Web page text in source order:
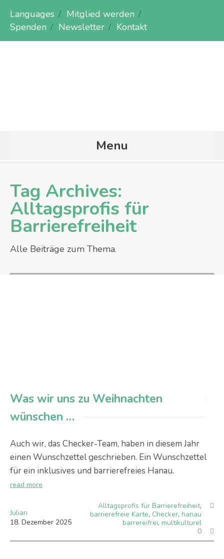
Languages
Mitglied werden
Spenden
Newsletter Kontakt
Menu
Tag Archives:
Alltagsprofis für
Barrierefreiheit
Alle Beiträge zum Thema.
Was wir uns zu Weihnachten
wünschen …
Auch wir, das Checker-Team, haben in diesem Jahr
einen Wunschzettel geschrieben. Ein Wunschzettel
für ein inklusives und barrierefreies Hanau.
read more
Julian
18. Dezember 2025
Alltagsprofis für Barrierefreiheit,
barrierefreie Karte, Checker, hanau
barrereifrei, multikulturel
0